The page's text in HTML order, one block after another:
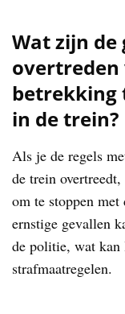
Wat zijn de
overtreden
betrekking
in de trein?
Als je de regels
de trein
om te stoppen
ernstige gevallen
de politie, wat kan
strafmaatregelen.